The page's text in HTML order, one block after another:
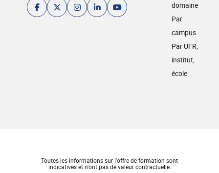
domaine
Par
campus
Par UFR,
institut,
école
Toutes les informations sur l'offre de formation sont
indicatives et n'ont pas de valeur contractuelle.